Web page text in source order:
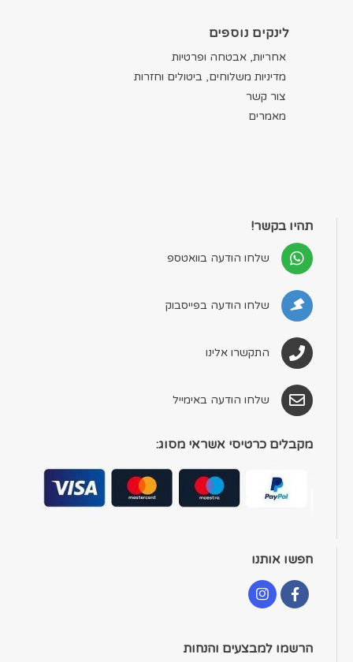
לינקים נוספים
אחריות, אבטחה ופרטיות
מדיניות משלוחים, ביטולים וחזרות
צור קשר
מאמרים
תהיו בקשר!
שלחו הודעה בוואטספ
שלחו הודעה בפייסבוק
התקשרו אלינו
שלחו הודעה באימייל
מקבלים כרטיסי אשראי מסוג:
חפשו אותנו
הרשמו למבצעים והנחות